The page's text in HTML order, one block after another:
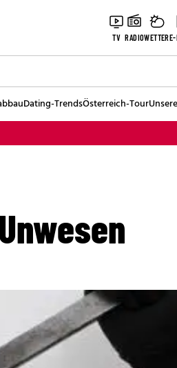
TV RADIOWETTERE-
Dating-TrendsÖsterreich-Tour